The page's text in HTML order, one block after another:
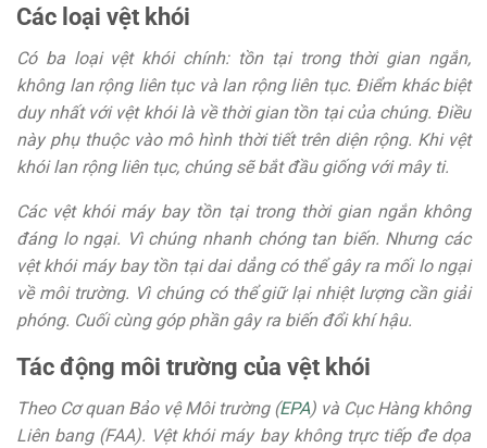
Các loại vệt khói
Có ba loại vệt khói chính: tồn tại trong thời gian ngắn,
không lan rộng liên tục và lan rộng liên tục. Điểm khác biệt
duy nhất với vệt khói là về thời gian tồn tại của chúng. Điều
này phụ thuộc vào mô hình thời tiết trên diện rộng. Khi vệt
khói lan rộng liên tục, chúng sẽ bắt đầu giống với mây ti.
Các vệt khói máy bay tồn tại trong thời gian ngắn không
đáng lo ngại. Vì chúng nhanh chóng tan biến. Nhưng các
vệt khói máy bay tồn tại dai dẳng có thể gây ra mối lo ngại
về môi trường. Vì chúng có thể giữ lại nhiệt lượng cần giải
phóng. Cuối cùng góp phần gây ra biến đổi khí hậu.
Tác động môi trường của vệt khói
Theo Cơ quan Bảo vệ Môi trường (EPA) và Cục Hàng không
Liên bang (FAA). Vệt khói máy bay không trực tiếp đe dọa